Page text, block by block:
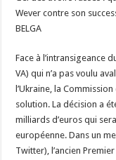
Wever contre son
BELGA
Face à l’intransigeance
VA) qui n’a pas voulu
l’Ukraine, la
solution. La décision a
milliards d’euros qui
européenne. Dans un
Twitter), l’ancien